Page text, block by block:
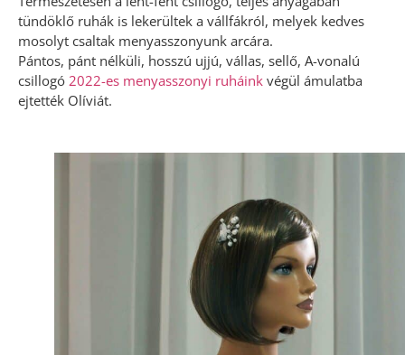
tündöklő ruhák is lekerültek a vállfákról, melyek kedves
mosolyt csaltak menyasszonyunk arcára.
Pántos, pánt nélküli, hosszú ujjú, vállas, sellő, A-vonalú
csillogó 2022-es menyasszonyi ruháink végül ámulatba
ejtették Olíviát.